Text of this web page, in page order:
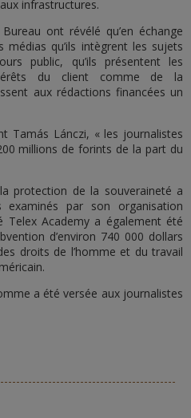
infrastructures.
ont révélé qu’en échange
médias qu’ils intègrent les sujets
public, qu’ils présentent les
du client comme de la
aux rédactions financées un
Tamás Lánczi, « les journalistes
millions de forints de la part du
protection de la souveraineté a
examinés par son organisation
Academy a également été
d’environ 740 000 dollars
droits de l’homme et du travail
a été versée aux journalistes